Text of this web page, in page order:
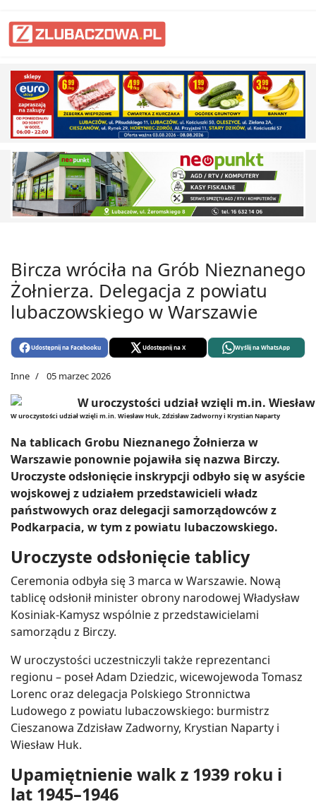
Bircza wróciła na Grób Nieznanego
Żołnierza. Delegacja z powiatu
lubaczowskiego w Warszawie
Udostępnij na Facebooku Udostępnij na X Wyślij na WhatsApp
Inne 05 marzec 2026
W uroczystości udział wzięli m.in. Wiesław Huk, Zdzisław Zadworny i Krystian Naparty
Na tablicach Grobu Nieznanego Żołnierza w
Warszawie ponownie pojawiła się nazwa Birczy.
Uroczyste odsłonięcie inskrypcji odbyło się w asyście
wojskowej z udziałem przedstawicieli władz
państwowych oraz delegacji samorządowców z
Podkarpacia, w tym z powiatu lubaczowskiego.
Uroczyste odsłonięcie tablicy
Ceremonia odbyła się 3 marca w Warszawie. Nową
tablicę odsłonił minister obrony narodowej Władysław
Kosiniak-Kamysz wspólnie z przedstawicielami
samorządu z Birczy.
W uroczystości uczestniczyli także reprezentanci
regionu – poseł Adam Dziedzic, wicewojewoda Tomasz
Lorenc oraz delegacja Polskiego Stronnictwa
Ludowego z powiatu lubaczowskiego: burmistrz
Cieszanowa Zdzisław Zadworny, Krystian Naparty i
Wiesław Huk.
Upamiętnienie walk z 1939 roku i
lat 1945–1946